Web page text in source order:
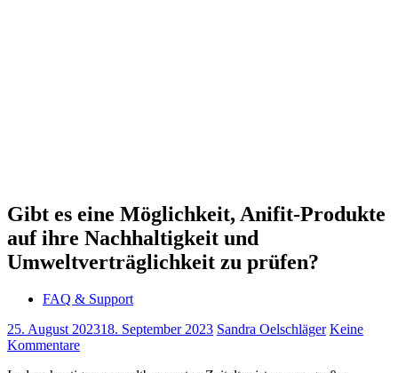
Gibt es eine Möglichkeit, Anifit-Produkte
auf ihre Nachhaltigkeit und
Umweltverträglichkeit zu prüfen?
FAQ & Support
25. August 202318. September 2023 Sandra Oelschläger Keine
Kommentare